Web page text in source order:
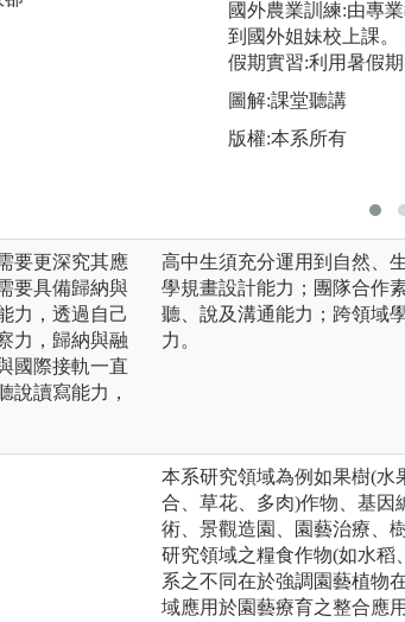
國外農業訓練:由專
到國外姐妹校上課。
假期實習:利用暑假
圖解:課堂聽講
版權:本系所有
要更深究其應
要具備歸納與
力，透過自己
力，歸納與融
國際接軌一直
說讀寫能力，
高中生須充分運用到自然、
學規畫設計能力；團隊合作
聽、說及溝通能力；跨領域
力。
本系研究領域為例如果樹(水
合、草花、多肉)作物、基因
術、景觀造園、園藝治療、
研究領域之糧食作物(如水稻
系之不同在於強調園藝植物
域應用於園藝療育之整合應用